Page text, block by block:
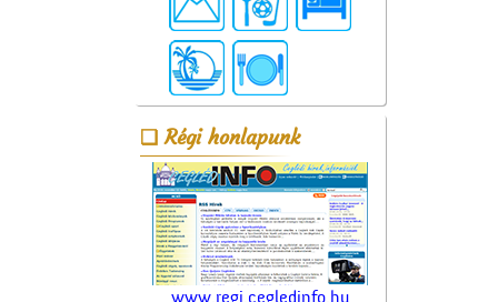
Régi honlapunk
www.regi.cegledinfo.hu